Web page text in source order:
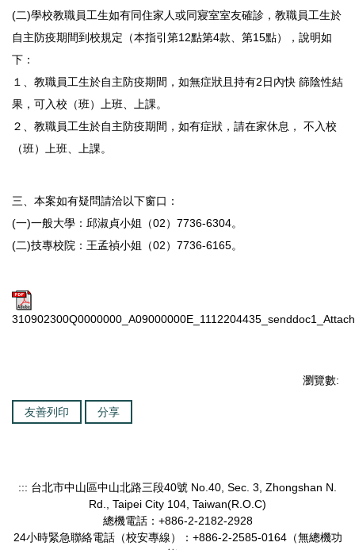
(二)學校教職員工生如有同住家人或同寢室室友確診，教職員工生於
自主防疫期間到校規定（本指引第12點第4款、第15點），說明如
下：
１、教職員工生於自主防疫期間，如無症狀且持有2日內快 篩陰性結
果，可入校（班）上班、上課。
２、教職員工生於自主防疫期間，如有症狀，請在家休息， 不入校
（班）上班、上課。
三、本案如有疑問請洽以下窗口：
(一)一般大學：邱淑貞小姐（02）7736-6304。
(二)技專校院：王孟禎小姐（02）7736-6165。
瀏覽數:
友善列印 分享
::: 台北市中山區中山北路三段40號 No.40, Sec. 3, Zhongshan N.
Rd., Taipei City 104, Taiwan(R.O.C)
總機電話：+886-2-2182-2928
24小時緊急聯絡電話（校安專線）：+886-2-2585-0164（無總機功